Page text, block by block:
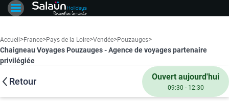
Accueil >France>Pays de la Loire>Vendée>Pouzauges>
Chaigneau Voyages Pouzauges - Agence de voyages partenaire
privilégiée
Retour Ouvert aujourd'hui
09:30 - 12:30